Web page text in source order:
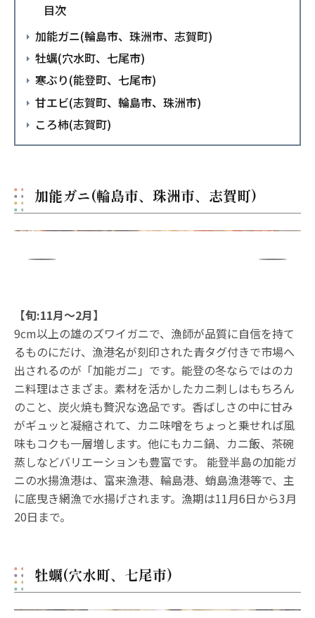
目次
加能ガニ(輪島市、珠洲市、志賀町)
牡蠣(穴水町、七尾市)
寒ぶり(能登町、七尾市)
甘エビ(志賀町、輪島市、珠洲市)
ころ柿(志賀町)
加能ガニ(輪島市、珠洲市、志賀町)
【旬:11月〜2月】
9cm以上の雄のズワイガニで、漁師が品質に自信を持て
るものにだけ、漁港名が刻印された青タグ付きで市場へ
出されるのが「加能ガニ」です。能登の冬ならではのカ
ニ料理はさまざま。素材を活かしたカニ刺しはもちろん
のこと、炭火焼も贅沢な逸品です。香ばしさの中に甘み
がギュッと凝縮されて、カニ味噌をちょっと乗せれば風
味もコクも一層増します。他にもカニ鍋、カニ飯、茶碗
蒸しなどバリエーションも豊富です。 能登半島の加能ガ
ニの水揚漁港は、富来漁港、輪島港、蛸島漁港等で、主
に底曳き網漁で水揚げされます。漁期は11月6日から3月
20日まで。
牡蠣(穴水町、七尾市)